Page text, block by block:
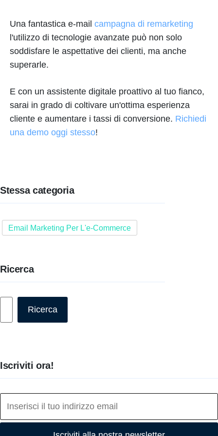
Una fantastica e-mail campagna di remarketing
l'utilizzo di tecnologie avanzate può non solo
soddisfare le aspettative dei clienti, ma anche
superarle.
E con un assistente digitale proattivo al tuo fianco,
sarai in grado di coltivare un'ottima esperienza
cliente e aumentare i tassi di conversione. Richiedi
una demo oggi stesso!
Stessa categoria
Email Marketing Per L'e-Commerce
Ricerca
Ricerca
Iscriviti ora!